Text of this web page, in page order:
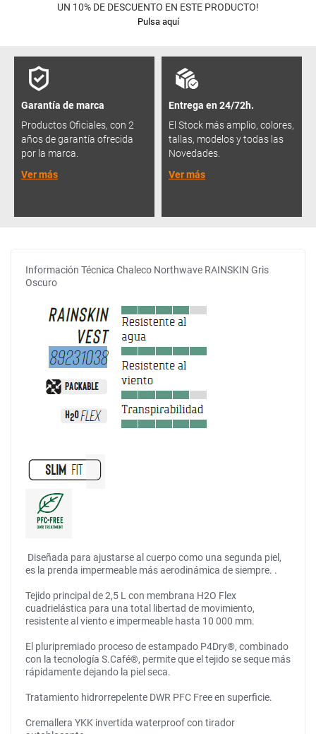
UN 10% DE DESCUENTO EN ESTE PRODUCTO!
Pulsa aquí
Garantía de marca
Productos Oficiales, con 2
años de garantía ofrecida
por la marca.
Ver más
Entrega en 24/72h.
El Stock más amplio, colores,
tallas, modelos y todas las
Novedades.
Ver más
Información Técnica Chaleco Northwave RAINSKIN Gris
Oscuro
Diseñada para ajustarse al cuerpo como una segunda piel,
es la prenda impermeable más aerodinámica de siempre. .
Tejido principal de 2,5 L con membrana H2O Flex
cuadrielástica para una total libertad de movimiento,
resistente al viento e impermeable hasta 10 000 mm.
El pluripremiado proceso de estampado P4Dry®, combinado
con la tecnología S.Café®, permite que el tejido se seque más
rápidamente dejando la piel seca.
Tratamiento hidrorrepelente DWR PFC Free en superficie.
Cremallera YKK invertida waterproof con tirador